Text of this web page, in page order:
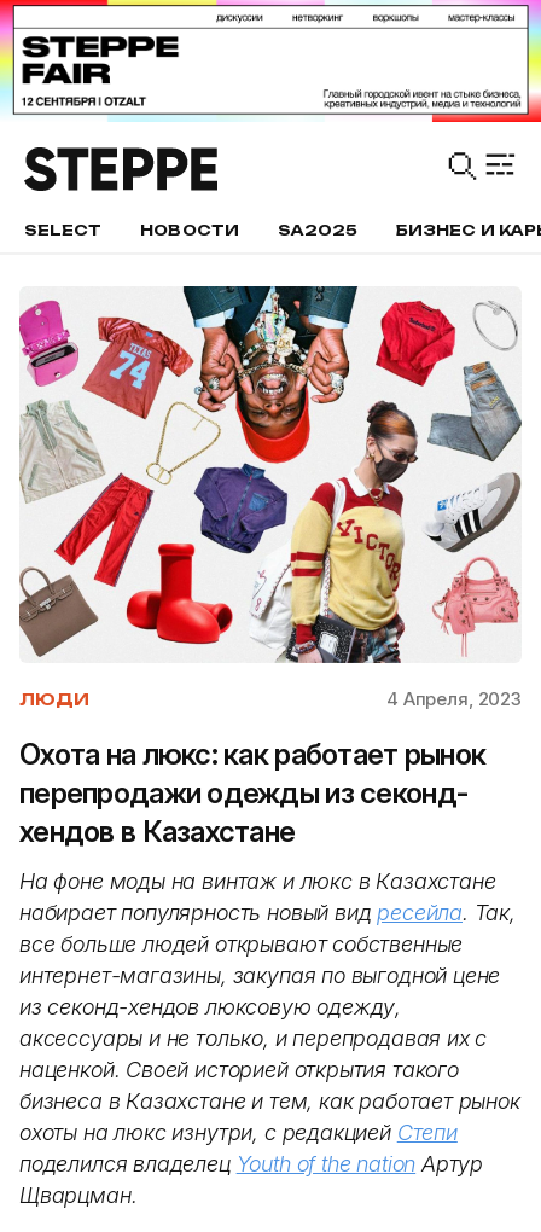
SELECT НОВОСТИ SA2025 БИЗНЕС И
ЛЮДИ 4 Апреля, 2023
Охота на люкс: как работает рынок
перепродажи одежды из секонд-
хендов в Казахстане
На фоне моды на винтаж и люкс в Казахстане
набирает популярность новый вид ресейла. Так,
все больше людей открывают собственные
интернет-магазины, закупая по выгодной цене
из секонд-хендов люксовую одежду,
аксессуары и не только, и перепродавая их с
наценкой. Своей историей открытия такого
бизнеса в Казахстане и тем, как работает рынок
охоты на люкс изнутри, с редакцией Степи
поделился владелец Youth of the nation Артур
Щварцман.